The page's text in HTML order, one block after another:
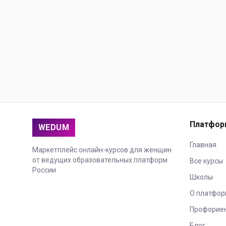
WEDUM
Маркетплейс онлайн-курсов для женщин
от ведущих образовательных платформ
России
Главная
Все курсы
Школы
О